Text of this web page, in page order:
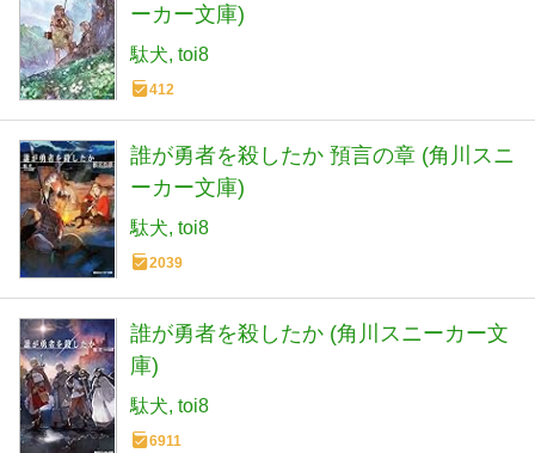
ーカー文庫)
駄犬 toi8
412
誰が勇者を殺したか 預言の章 (角川スニ
ーカー文庫)
駄犬 toi8
2039
誰が勇者を殺したか (角川スニーカー文
庫)
駄犬 toi8
6911